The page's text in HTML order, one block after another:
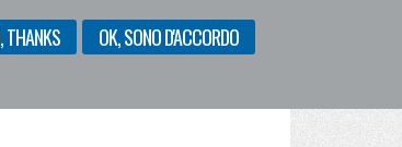
OK, SONO D'ACCORDO
THANKS